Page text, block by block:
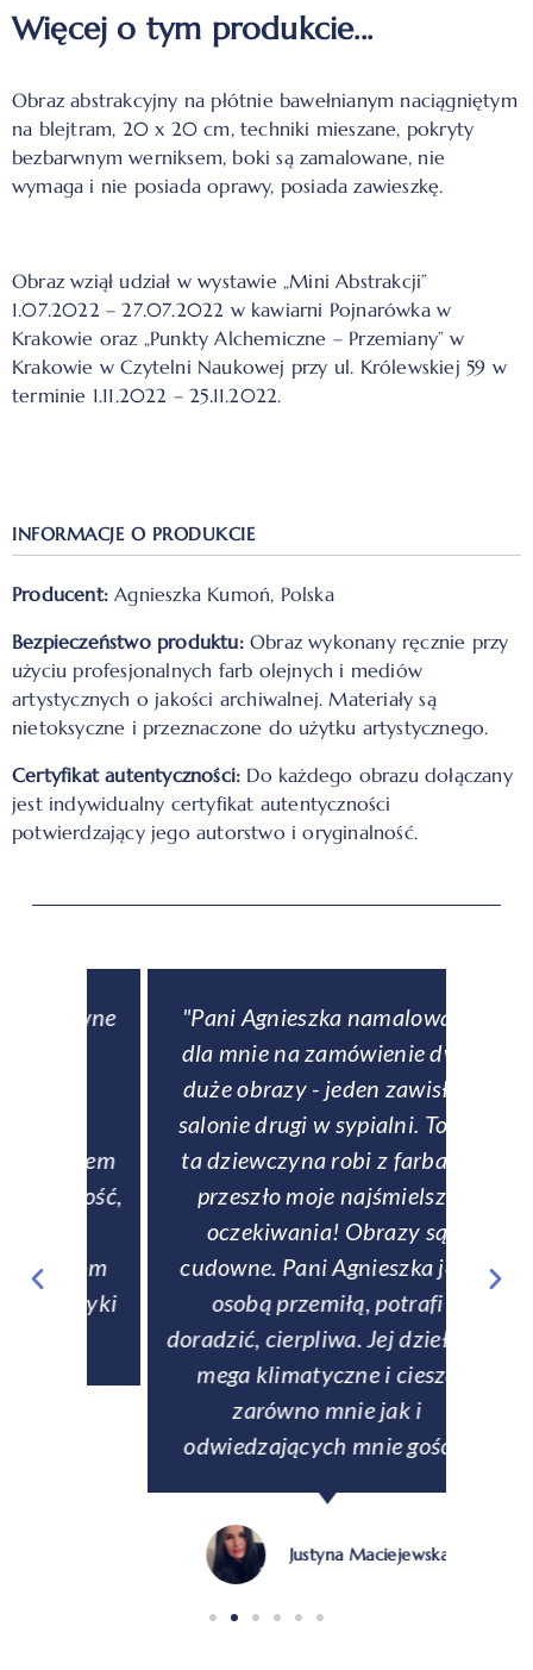
Więcej o tym produkcie...
Obraz abstrakcyjny na płótnie bawełnianym naciągniętym
na blejtram, 20 x 20 cm, techniki mieszane, pokryty
bezbarwnym werniksem, boki są zamalowane, nie
wymaga i nie posiada oprawy, posiada zawieszkę.
Obraz wziął udział w wystawie „Mini Abstrakcji”
1.07.2022 – 27.07.2022 w kawiarni Pojnarówka w
Krakowie oraz „Punkty Alchemiczne – Przemiany” w
Krakowie w Czytelni Naukowej przy ul. Królewskiej 59 w
terminie 1.11.2022 – 25.11.2022.
INFORMACJE O PRODUKCIE
Producent: Agnieszka Kumoń, Polska
Bezpieczeństwo produktu:Obraz wykonany ręcznie przy
użyciu profesjonalnych farb olejnych i mediów
artystycznych o jakości archiwalnej. Materiały są
nietoksyczne i przeznaczone do użytku artystycznego.
Certyfikat autentyczności: Do każdego obrazu dołączany
jest indywidualny certyfikat autentyczności
potwierdzający jego autorstwo i oryginalność.
"Pani Agnieszka namalowała
dla mnie na zamówienie dwa
duże obrazy - jeden zawisł w
salonie drugi w sypialni. To co
ta dziewczyna robi z farbami
przeszło moje najśmielsze
oczekiwania! Obrazy są
cudowne. Pani Agnieszka jest
osobą przemiłą, potrafi
doradzić, cierpliwa. Jej dzieła są
mega klimatyczne i cieszą
zarówno mnie jak i
odwiedzających mnie gości."
Justyna Maciejewska